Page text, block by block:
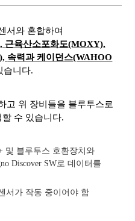
서와 혼합하여
근육산소포화도(MOXY),
속력과 케이던스(WAHOO
습니다.
고 위 장비들을 블루투스로
수 있습니다.
및 블루투스 호환장치와
Discover SW로 데이터를
서가 작동 중이어야 함